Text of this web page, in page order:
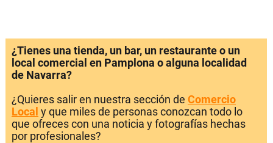
¿Tienes una tienda, un bar, un restaurante o un
local comercial en Pamplona o alguna localidad
de Navarra?
¿Quieres salir en nuestra sección de Comercio
Local y que miles de personas conozcan todo lo
que ofreces con una noticia y fotografías hechas
por profesionales?